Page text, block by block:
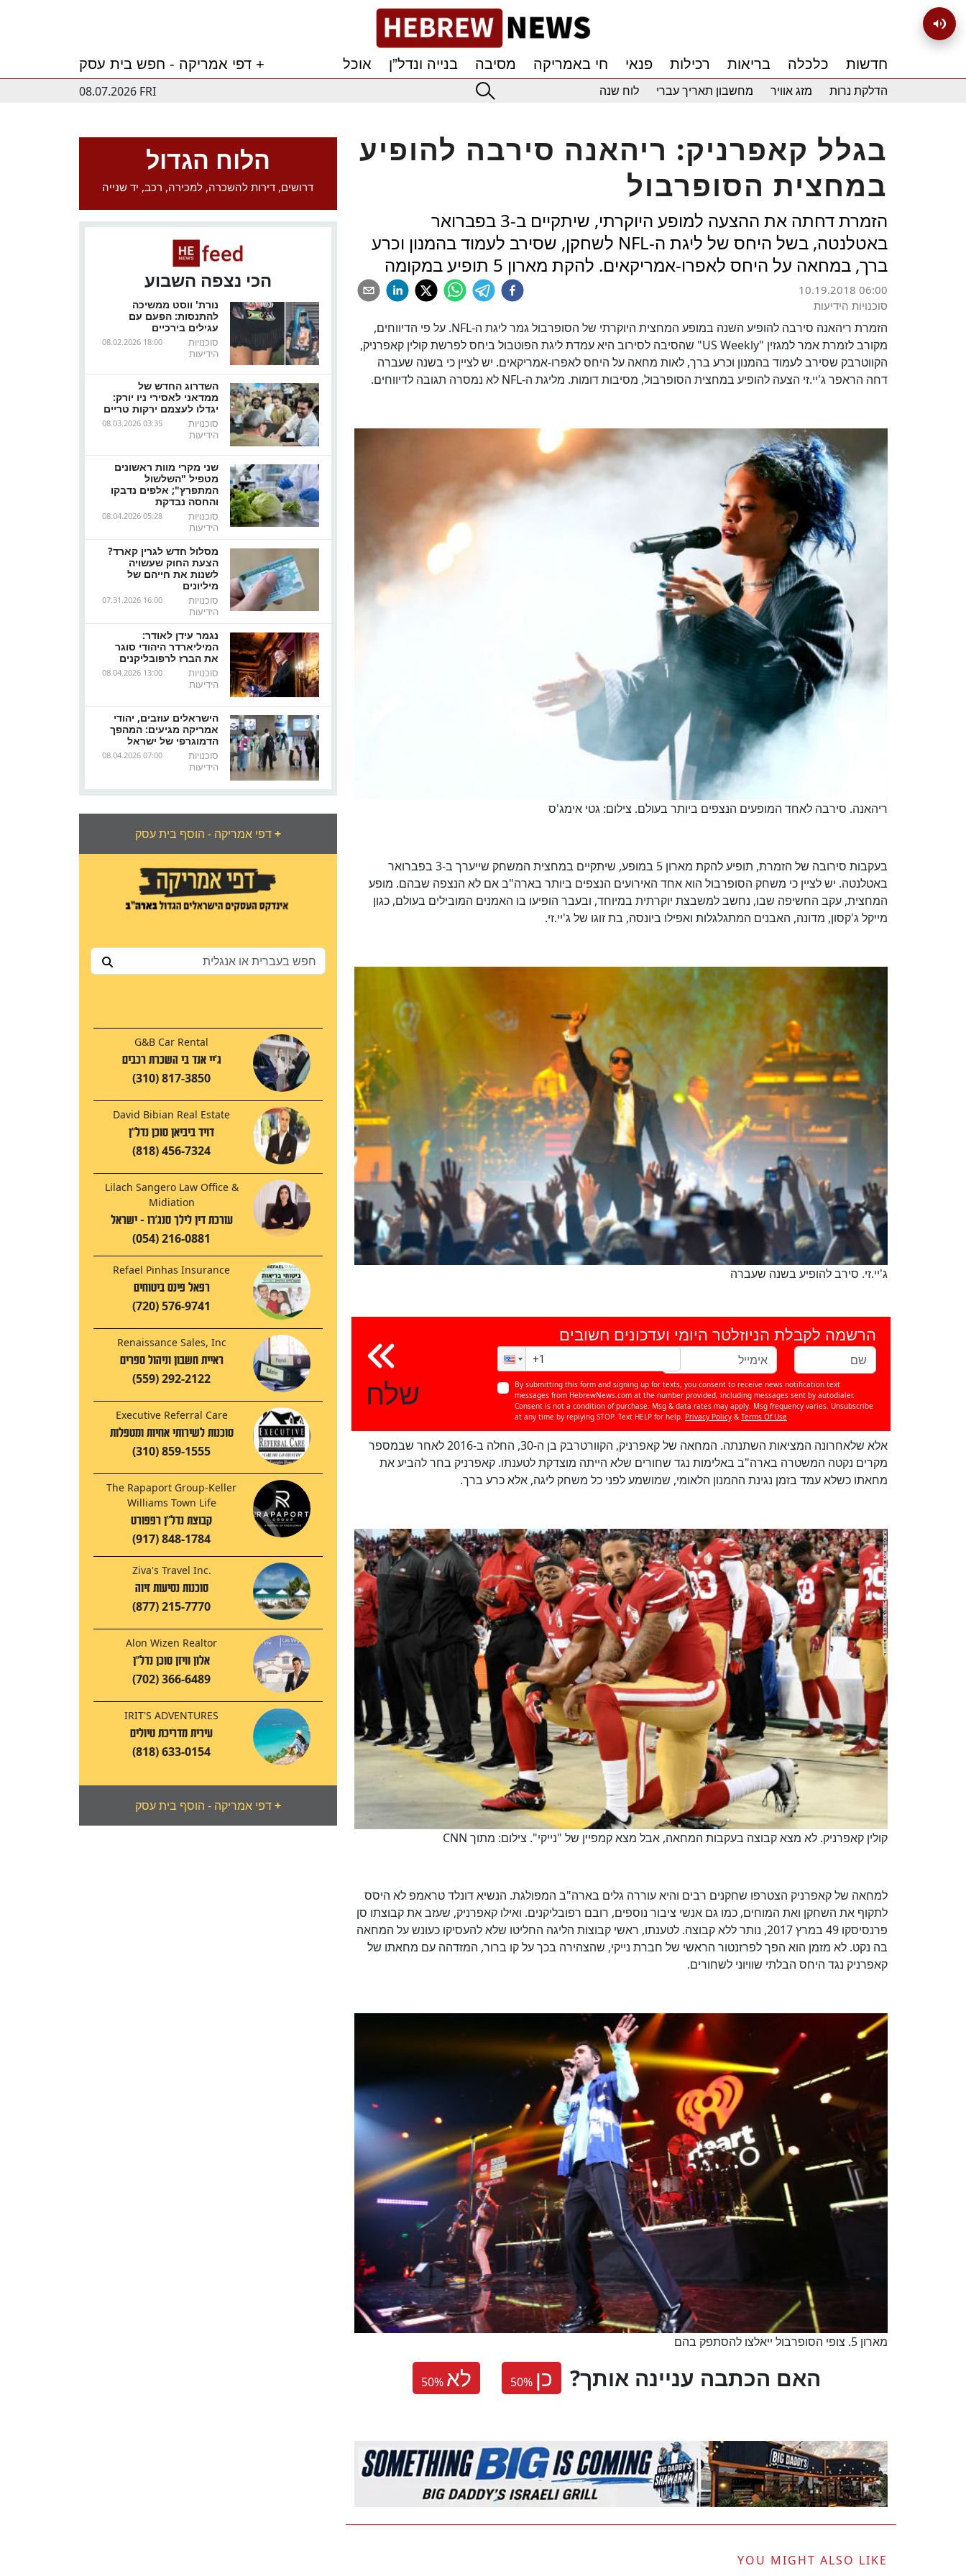
דפי אמריקה - חפש בית עסק + חדשות כלכלה בריאות רכילות פנאי חי באמריקה מסיבה בנייה ונדל”ן
אוכל
08.07.2026 FRI
הדלקת נרות מזג אוויר מחשבון תאריך עברי לוח שנה
הלוח הגדול
דרושים, דירות להשכרה, למכירה, רכב, יד שנייה
הכי נצפה השבוע
נורת' ווסט ממשיכה
להתנסות: הפעם עם
עגילים בירכיים
08.02.2026 18:00
סוכנויות
הידיעות
השדרוג החדש של
ממדאני לאסירי ניו יורק:
יגדלו לעצמם ירקות טריים
08.03.2026 03:35
סוכנויות
הידיעות
שני מקרי מוות ראשונים
מטפיל "השלשול
המתפרץ"; אלפים נדבקו
והחסה נבדקת
08.04.2026 05:28
סוכנויות
הידיעות
מסלול חדש לגרין קארד?
הצעת החוק שעשויה
לשנות את חייהם של
מיליונים
07.31.2026 16:00
סוכנויות
הידיעות
נגמר עידן לאודר:
המיליארדר היהודי סוגר
את הברז לרפובליקנים
08.04.2026 13:00
סוכנויות
הידיעות
הישראלים עוזבים, יהודי
אמריקה מגיעים: המהפך
הדמוגרפי של ישראל
08.04.2026 07:00
סוכנויות
הידיעות
דפי אמריקה - הוסף בית עסק+
G&B Car Rental
ג'יי אנד בי השכרת רכבים
(310) 817-3850
David Bibian Real Estate
דויד ביביאן סוכן נדל"ן
(818) 456-7324
Lilach Sangero Law Office &
Midiation
עורכת דין לילך סנג'רו - ישראל
(054) 216-0881
Refael Pinhas Insurance
רפאל פינס ביטוחים
(720) 576-9741
Renaissance Sales, Inc
ראיית חשבון וניהול ספרים
(559) 292-2122
Executive Referral Care
סוכנות לשירותי אחיות ומטפלות
(310) 859-1555
The Rapaport Group-Keller
Williams Town Life
קבוצת נדל"ן רפפורט
(917) 848-1784
Ziva's Travel Inc.
סוכנות נסיעות זיוה
(877) 215-7770
Alon Wizen Realtor
אלון וויזן סוכן נדל"ן
(702) 366-6489
IRIT'S ADVENTURES
עירית מדריכת טיולים
(818) 633-0154
דפי אמריקה - הוסף בית עסק+
בגלל קאפרניק: ריהאנה סירבה להופיע
במחצית הסופרבול
הזמרת דחתה את ההצעה למופע היוקרתי, שיתקיים ב-3 בפברואר
באטלנטה, בשל היחס של ליגת ה-NFL לשחקן, שסירב לעמוד בהמנון וכרע
ברך, במחאה על היחס לאפרו-אמריקאים. להקת מארון 5 תופיע במקומה
10.19.2018 06:00
סוכנויות הידיעות
הזמרת ריהאנה סירבה להופיע השנה במופע המחצית היוקרתי של הסופרבול גמר ליגת ה-NFL. על פי הדיווחים,
מקורב לזמרת אמר למגזין "US Weekly" שהסיבה לסירוב היא עמדת ליגת הפוטבול ביחס לפרשת קולין קאפרניק,
הקווטרבק שסירב לעמוד בהמנון וכרע ברך, לאות מחאה על היחס לאפרו-אמריקאים. יש לציין כי בשנה שעברה
דחה הראפר ג'יי.זי הצעה להופיע במחצית הסופרבול, מסיבות דומות. מליגת ה-NFL לא נמסרה תגובה לדיווחים.
ריהאנה. סירבה לאחד המופעים הנצפים ביותר בעולם. צילום: גטי אימג'ס
בעקבות סירובה של הזמרת, תופיע להקת מארון 5 במופע, שיתקיים במחצית המשחק שייערך ב-3 בפברואר
באטלנטה. יש לציין כי משחק הסופרבול הוא אחד האירועים הנצפים ביותר בארה"ב אם לא הנצפה שבהם. מופע
המחצית, עקב החשיפה שבו, נחשב למשבצת יוקרתית במיוחד, ובעבר הופיעו בו האמנים המובילים בעולם, כגון
מייקל ג'קסון, מדונה, האבנים המתגלגלות ואפילו ביונסה, בת זוגו של ג'יי.זי.
ג'יי.זי. סירב להופיע בשנה שעברה
שלח
הרשמה לקבלת הניוזלטר היומי ועדכונים חשובים
By submitting this form and signing up for texts, you consent to receive news notification text
messages from HebrewNews.com at the number provided, including messages sent by autodialer.
Consent is not a condition of purchase. Msg & data rates may apply. Msg frequency varies. Unsubscribe
at any time by replying STOP. Text HELP for help. Privacy Policy & Terms Of Use
אלא שלאחרונה המציאות השתנתה. המחאה של קאפרניק, הקוורטרבק בן ה-30, החלה ב-2016 לאחר שבמספר
מקרים נקטה המשטרה בארה"ב באלימות נגד שחורים שלא הייתה מוצדקת לטענתו. קאפרניק בחר להביע את
מחאתו כשלא עמד בזמן נגינת ההמנון הלאומי, שמושמע לפני כל משחק ליגה, אלא כרע ברך.
קולין קאפרניק. לא מצא קבוצה בעקבות המחאה, אבל מצא קמפיין של "נייקי". צילום: מתוך CNN
למחאה של קאפרניק הצטרפו שחקנים רבים והיא עוררה גלים בארה"ב המפולגת. הנשיא דונלד טראמפ לא היסס
לתקוף את השחקן ואת המוחים, כמו גם אנשי ציבור נוספים, רובם רפובליקנים. ואילו קאפרניק, שעזב את קבוצתו סן
פרנסיסקו 49 במרץ 2017, נותר ללא קבוצה. לטענתו, ראשי קבוצות הליגה החליטו שלא להעסיקו כעונש על המחאה
בה נקט. לא מזמן הוא הפך לפרזנטור הראשי של חברת נייקי, שהצהירה בכך על קו ברור, המזדהה עם מחאתו של
קאפרניק נגד היחס הבלתי שוויוני לשחורים.
מארון 5. צופי הסופרבול ייאלצו להסתפק בהם
50% לא 50% כן ?האם הכתבה עניינה אותך
YOU MIGHT ALSO LIKE